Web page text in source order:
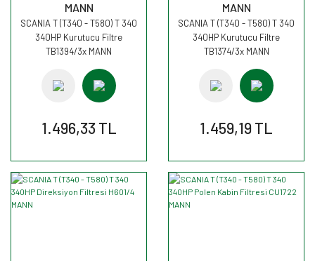
MANN
SCANIA T (T340 - T580) T 340
340HP Kurutucu Filtre
TB1394/3x MANN
1.496,33 TL
MANN
SCANIA T (T340 - T580) T 340
340HP Kurutucu Filtre
TB1374/3x MANN
1.459,19 TL